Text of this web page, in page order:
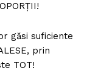
găsi suficiente
prin
TOT!